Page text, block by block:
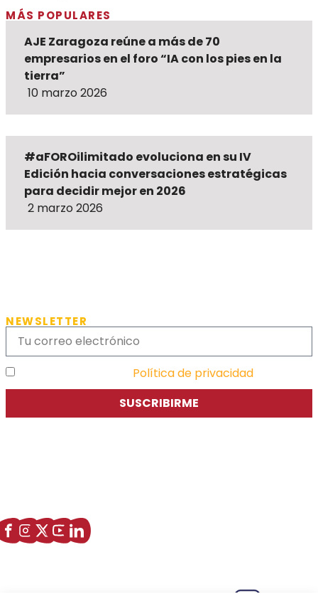
MÁS POPULARES
AJE Zaragoza reúne a más de 70
empresarios en el foro “IA con los pies en la
tierra”
10 marzo 2026
#aFOROilimitado evoluciona en su IV
Edición hacia conversaciones estratégicas
para decidir mejor en 2026
2 marzo 2026
NEWSLETTER
Política de privacidad
SUSCRIBIRME